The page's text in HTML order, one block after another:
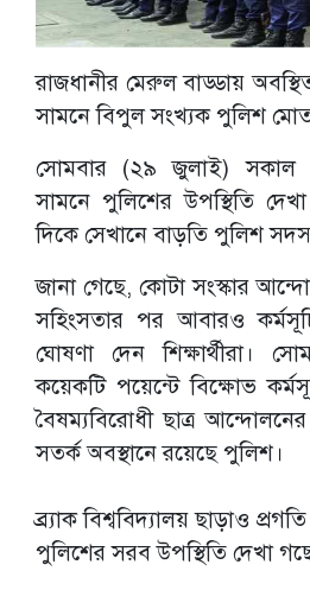
রাজধানীর মেরুল বাড্ডায় অবস্থিত
সামনে বিপুল সংখ্যক পুলিশ
সোমবার (২৯ জুলাই) সকাল
সামনে পুলিশের উপস্থিতি
দিকে সেখানে বাড়তি পুলিশ
জানা গেছে, কোটা সংস্কার
সহিংসতার পর আবারও
ঘোষণা দেন শিক্ষার্থীরা।
কয়েকটি পয়েন্টে বিক্ষোভ
বৈষম্যবিরোধী ছাত্র আন্দোলনের
সতর্ক অবস্থানে রয়েছে পুলিশ।
ব্র্যাক বিশ্ববিদ্যালয় ছাড়াও
পুলিশের সরব উপস্থিতি দেখা